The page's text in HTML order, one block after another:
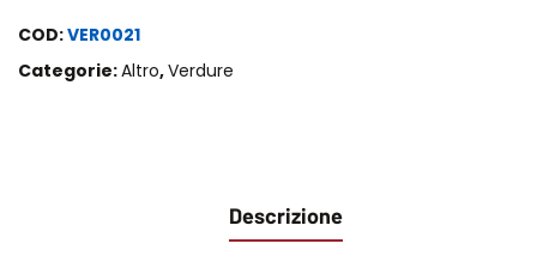
COD:VER0021
Categorie:Altro,Verdure
Descrizione